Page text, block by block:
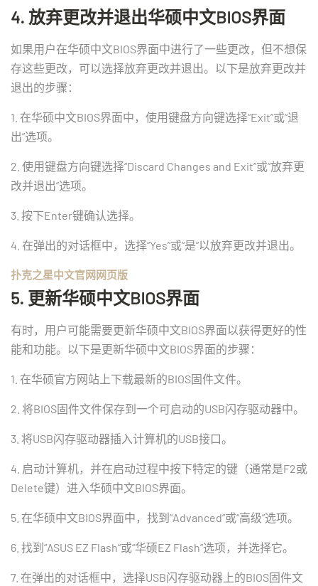
4. 放弃更改并退出华硕中文BIOS界面
如果用户在华硕中文BIOS界面中进行了一些更改，但不想保
存这些更改，可以选择放弃更改并退出。以下是放弃更改并
退出的步骤：
1. 在华硕中文BIOS界面中，使用键盘方向键选择“Exit”或“退
出”选项。
2. 使用键盘方向键选择“Discard Changes and Exit”或“放弃更
改并退出”选项。
3. 按下Enter键确认选择。
4. 在弹出的对话框中，选择“Yes”或“是”以放弃更改并退出。
扑克之星中文官网网页版
5. 更新华硕中文BIOS界面
有时，用户可能需要更新华硕中文BIOS界面以获得更好的性
能和功能。以下是更新华硕中文BIOS界面的步骤：
1. 在华硕官方网站上下载最新的BIOS固件文件。
2. 将BIOS固件文件保存到一个可启动的USB闪存驱动器中。
3. 将USB闪存驱动器插入计算机的USB接口。
4. 启动计算机，并在启动过程中按下特定的键（通常是F2或
Delete键）进入华硕中文BIOS界面。
5. 在华硕中文BIOS界面中，找到“Advanced”或“高级”选项。
6. 找到“ASUS EZ Flash”或“华硕EZ Flash”选项，并选择它。
7. 在弹出的对话框中，选择USB闪存驱动器上的BIOS固件文